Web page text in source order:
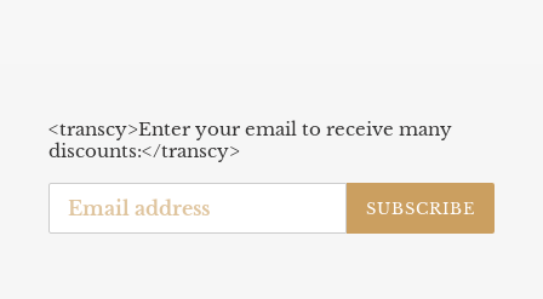
<transcy>Enter your email to receive many
discounts:</transcy>
SUBSCRIBE